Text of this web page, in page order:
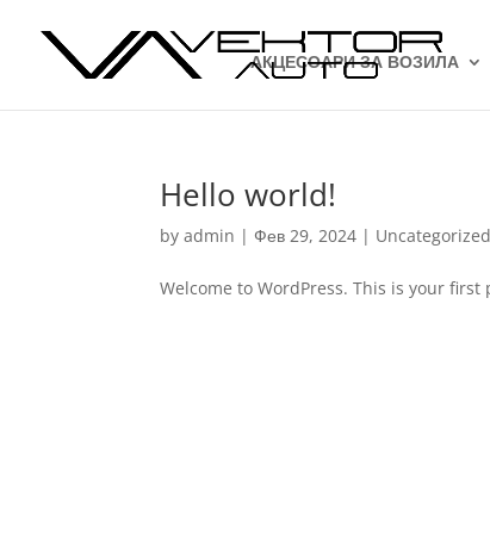
АКЦЕСОАРИ ЗА ВОЗИЛА
Hello world!
byadmin |Фев 29, 2024 | Uncategorized
Welcome to WordPress. This is your